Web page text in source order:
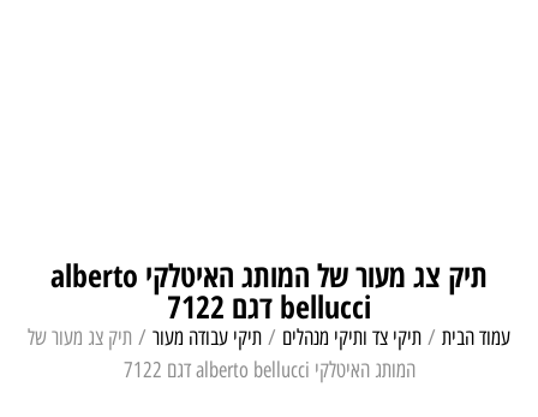
תיק צג מעור של המותג האיטלקי alberto
bellucci דגם 7122
עמוד הבית / תיקי צד ותיקי מנהלים / תיקי עבודה מעור / תיק צג מעור של
המותג האיטלקי alberto bellucci דגם 7122